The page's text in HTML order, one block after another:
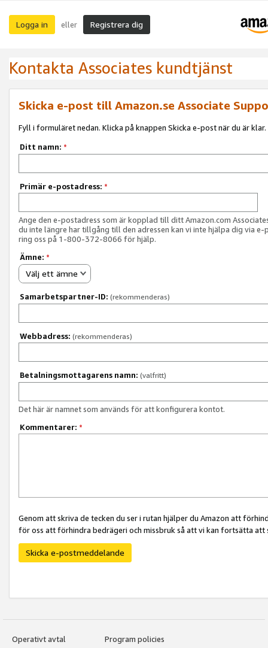
Logga in eller Registrera dig
Kontakta Associates kundtjänst
Skicka e-post till Amazon.se Associate
Fyll i formuläret nedan. Klicka på knappen Skicka e-post när du är klar.
Ditt namn: *
Primär e-postadress: *
Ange den e-postadress som är kopplad till ditt Amazon.com
du inte längre har tillgång till den adressen kan vi inte hjälpa dig via e-
ring oss på 1-800-372-8066 för hjälp.
Ämne: *
Välj ett ämne
Samarbetspartner-ID: (rekommenderas)
Webbadress: (rekommenderas)
Betalningsmottagarens namn: (valfritt)
Det här är namnet som används för att konfigurera kontot.
Kommentarer: *
Genom att skriva de tecken du ser i rutan hjälper du Amazon att
för oss att förhindra bedrägeri och missbruk så att vi kan fortsätta
Skicka e-postmeddelande
Operativt avtal
Program policies